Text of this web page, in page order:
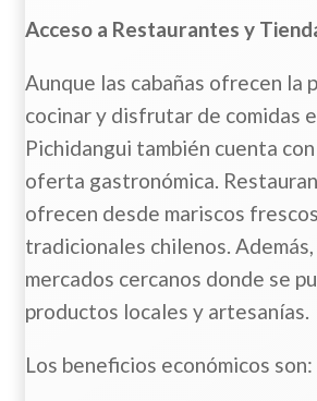
Acceso a Restaurantes y
Aunque las cabañas ofrecen la
cocinar y disfrutar de comidas
Pichidangui también cuenta
oferta gastronómica.
ofrecen desde mariscos
tradicionales chilenos.
mercados cercanos donde se
productos locales y artesanías.
Los beneficios económicos son: